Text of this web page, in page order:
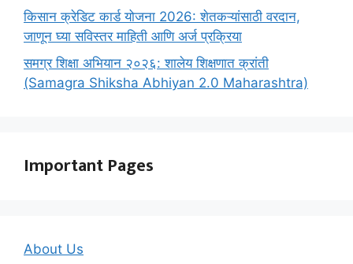
किसान क्रेडिट कार्ड योजना 2026: शेतकऱ्यांसाठी वरदान,
जाणून घ्या सविस्तर माहिती आणि अर्ज प्रक्रिया
समग्र शिक्षा अभियान २०२६: शालेय शिक्षणात क्रांती
(Samagra Shiksha Abhiyan 2.0 Maharashtra)
Important Pages
About Us